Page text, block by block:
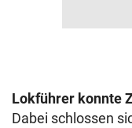
Lokführer konnte
Dabei schlossen